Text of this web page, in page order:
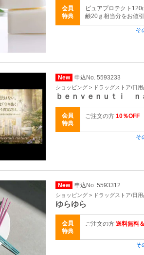
会員
特典
ピュアプロテクト
鹸20ｇ相当分をお値
そ
New 申込No. 5593233
ショッピング > ドラッグストア/日用
ｂｅｎｖｅｎｕｔｉ ｎ
会員
特典
ご注文の方 10％OFF
そ
New 申込No. 5593312
ショッピング > ドラッグストア/日用
ゆらゆら
会員
特典
ご注文の方 送料無料
そ